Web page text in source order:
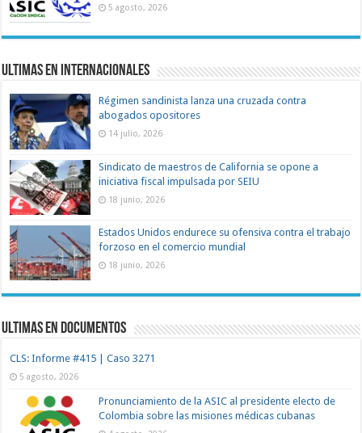
5 agosto, 2026
Ultimas en Internacionales
Régimen sandinista lanza una cruzada contra
abogados opositores
14 julio, 2026
Sindicato de maestros de California se opone a
iniciativa fiscal impulsada por SEIU
18 junio, 2026
Estados Unidos endurece su ofensiva contra el trabajo
forzoso en el comercio mundial
18 junio, 2026
Ultimas en documentos
CLS: Informe #415 | Caso 3271
5 agosto, 2026
Pronunciamiento de la ASIC al presidente electo de
Colombia sobre las misiones médicas cubanas